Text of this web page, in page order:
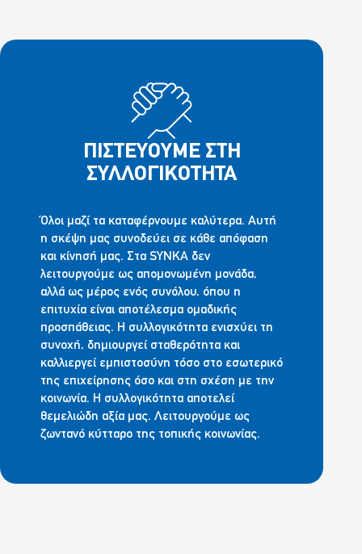
ΠΙΣΤΕΥΟΥΜΕ ΣΤΗ
ΣΥΛΛΟΓΙΚΟΤΗΤΑ
Όλοι μαζί τα καταφέρνουμε καλύτερα. Αυτή
η σκέψη μας συνοδεύει σε κάθε απόφαση
και κίνησή μας. Στα SYNKA δεν
λειτουργούμε ως απομονωμένη μονάδα,
αλλά ως μέρος ενός συνόλου, όπου η
επιτυχία είναι αποτέλεσμα ομαδικής
προσπάθειας. Η συλλογικότητα ενισχύει τη
συνοχή, δημιουργεί σταθερότητα και
καλλιεργεί εμπιστοσύνη τόσο στο εσωτερικό
της επιχείρησης όσο και στη σχέση με την
κοινωνία. Η συλλογικότητα αποτελεί
θεμελιώδη αξία μας. Λειτουργούμε ως
ζωντανό κύτταρο της τοπικής κοινωνίας.